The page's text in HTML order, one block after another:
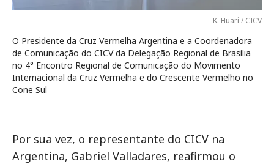
K. Huari / CICV
O Presidente da Cruz Vermelha Argentina e a Coordenadora
de Comunicação do CICV da Delegação Regional de Brasília
no 4° Encontro Regional de Comunicação do Movimento
Internacional da Cruz Vermelha e do Crescente Vermelho no
Cone Sul
Por sua vez, o representante do CICV na
Argentina, Gabriel Valladares, reafirmou o